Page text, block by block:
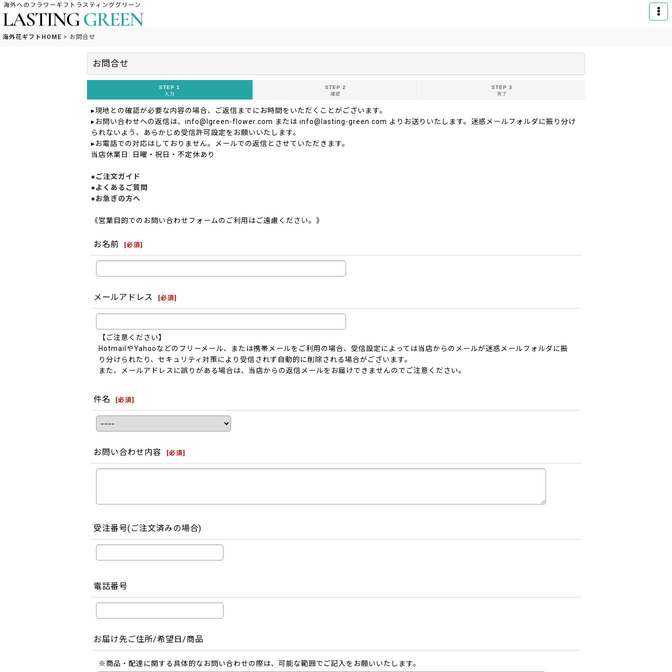
海外花ギフトHOME > お問合せ
お問合せ
STEP 1
入力
STEP 2
確認
STEP 3
完了
▸現地との確認が必要な内容の場合、ご返信までにお時間をいただくことがございます。
▸お問い合わせへの返信は、info@lgreen-flower.com または info@lasting-green.com よりお送りいたします。迷惑メールフォルダに振り分け
られないよう、あらかじめ受信許可設定をお願いいたします。
▸お電話での対応はしておりません。メールでの返信とさせていただきます。
当店休業日: 日曜・祝日・不定休あり
●ご注文ガイド
●よくあるご質問
●お急ぎの方へ
《営業目的でのお問い合わせフォームのご利用はご遠慮ください。》
お名前 [必須]
メールアドレス [必須]
【ご注意ください】
HotmailやYahooなどのフリーメール、または携帯メールをご利用の場合、受信設定によっては当店からのメールが迷惑メールフォルダに振
り分けられたり、セキュリティ対策により受信されず自動的に削除される場合がございます。
また、メールアドレスに誤りがある場合は、当店からの返信メールをお届けできませんのでご注意ください。
件名 [必須]
お問い合わせ内容 [必須]
受注番号(ご注文済みの場合)
電話番号
お届け先ご住所/希望日/商品
※商品・配達に関する具体的なお問い合わせの際は、可能な範囲でご記入をお願いいたします。